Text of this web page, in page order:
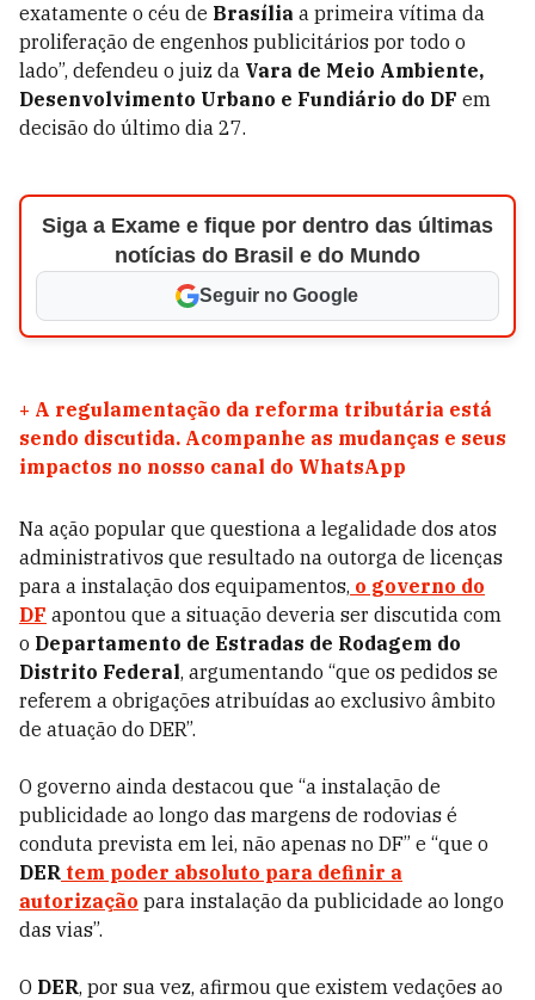
exatamente o céu de Brasília a primeira vítima da
proliferação de engenhos publicitários por todo o
lado”, defendeu o juiz da Vara de Meio Ambiente,
Desenvolvimento Urbano e Fundiário do DF em
decisão do último dia 27.
Siga a Exame e fique por dentro das últimas
notícias do Brasil e do Mundo
Seguir no Google
+ A regulamentação da reforma tributária está
sendo discutida. Acompanhe as mudanças e seus
impactos no nosso canal do WhatsApp
Na ação popular que questiona a legalidade dos atos
administrativos que resultado na outorga de licenças
para a instalação dos equipamentos, o governo do
DF apontou que a situação deveria ser discutida com
o Departamento de Estradas de Rodagem do
Distrito Federal, argumentando “que os pedidos se
referem a obrigações atribuídas ao exclusivo âmbito
de atuação do DER”.
O governo ainda destacou que “a instalação de
publicidade ao longo das margens de rodovias é
conduta prevista em lei, não apenas no DF” e “que o
DER tem poder absoluto para definir a
autorização para instalação da publicidade ao longo
das vias”.
O DER, por sua vez, afirmou que existem vedações ao